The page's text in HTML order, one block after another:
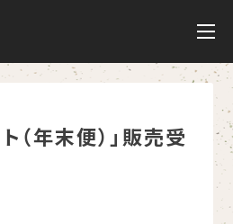
（年末便）」販売受